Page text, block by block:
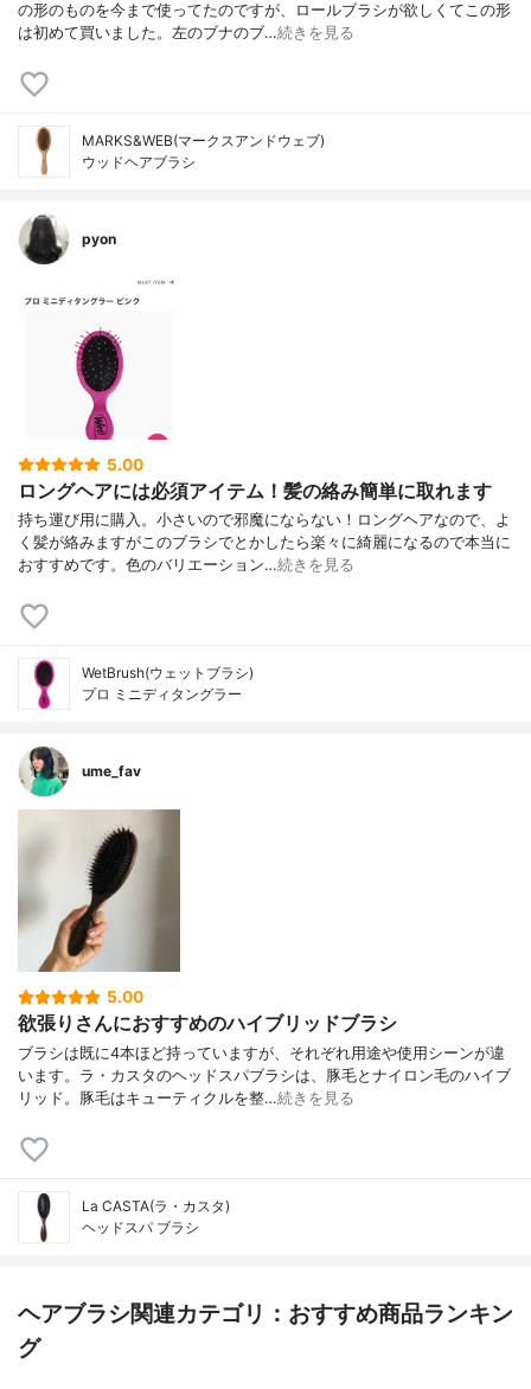
の形のものを今まで使ってたのですが、ロールブラシが欲しくてこの形
は初めて買いました。左のブナのブ…続きを見る
MARKS&WEB(マークスアンドウェブ)
ウッドヘアブラシ
pyon
5.00
ロングヘアには必須アイテム！髪の絡み簡単に取れます
持ち運び用に購入。小さいので邪魔にならない！ロングヘアなので、よ
く髪が絡みますがこのブラシでとかしたら楽々に綺麗になるので本当に
おすすめです。色のバリエーション…続きを見る
WetBrush(ウェットブラシ)
プロ ミニディタングラー
ume_fav
5.00
欲張りさんにおすすめのハイブリッドブラシ
ブラシは既に4本ほど持っていますが、それぞれ用途や使用シーンが違
います。ラ・カスタのヘッドスパブラシは、豚毛とナイロン毛のハイブ
リッド。豚毛はキューティクルを整…続きを見る
La CASTA(ラ・カスタ)
ヘッドスパ ブラシ
ヘアブラシ関連カテゴリ：おすすめ商品ランキン
グ